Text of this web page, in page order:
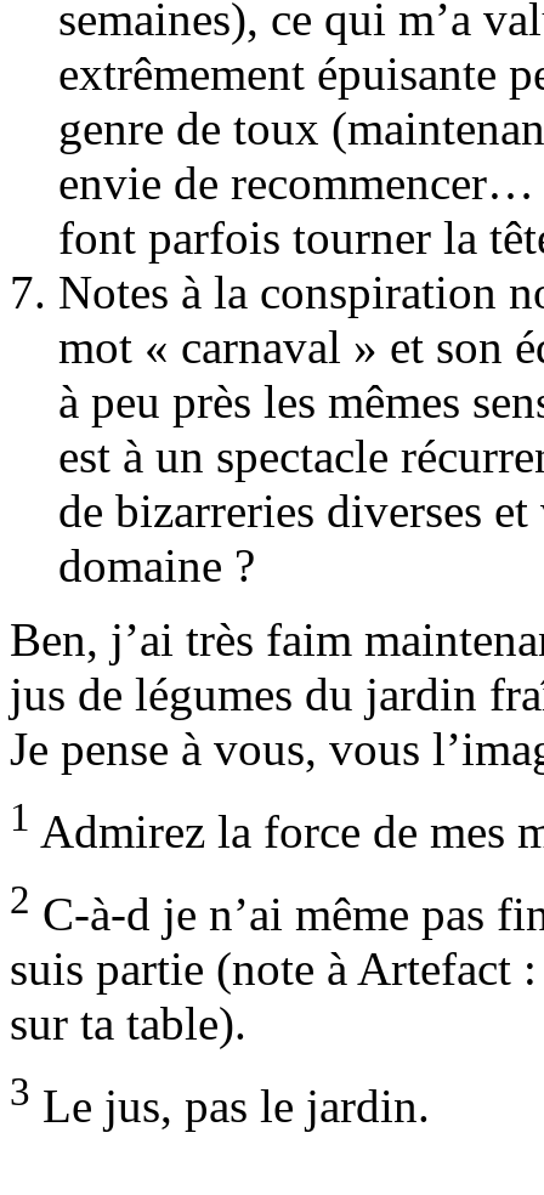
semaines), ce qui m’a
extrêmement épuisante
genre de toux
envie de recommencer…
font parfois tourner la
Notes à la conspiration
mot « carnaval » et son
à peu près les mêmes
est à un spectacle
de bizarreries diverses
domaine ?
Ben, j’ai très faim
jus de légumes du jardin
Je pense à vous, vous
1 Admirez la force de mes
2 C-à-d je n’ai même pas
suis partie (note à Artefact
sur ta table).
3 Le jus, pas le jardin.